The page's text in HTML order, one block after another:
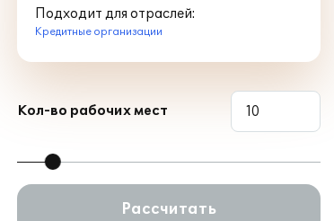
Подходит для отраслей:
Кредитные организации
Кол-во рабочих мест
Рассчитать